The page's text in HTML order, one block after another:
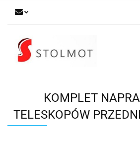
KOMPLET
TELESKOPÓW